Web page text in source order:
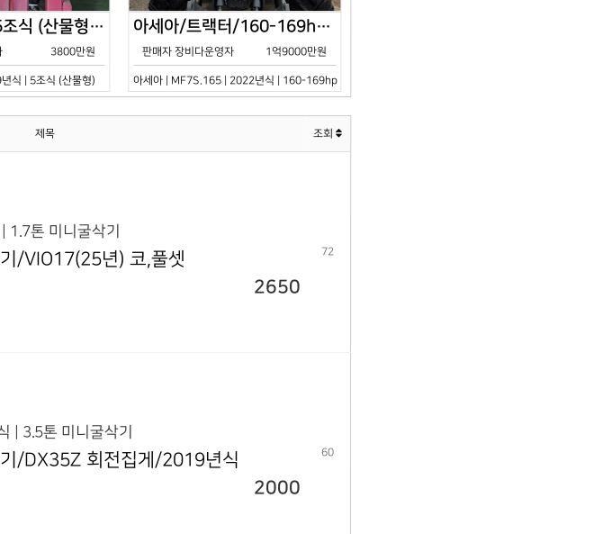
얀마/콤바인/5조식 (산물형)/YH5101/2019년식
3800만원
식 | 5조식 (산물형)
아세아/트랙터/160-169hp/MF7S.165/2023년식
판매자 장비다운영자 1억9000만원
아세아 | MF7S.165 | 2022년식 | 160-169hp
제목 조회
1.7톤 미니굴삭기
/VIO17(25년) 코,풀셋
2650
72
| 3.5톤 미니굴삭기
/DX35Z 회전집게/2019년식
2000
60